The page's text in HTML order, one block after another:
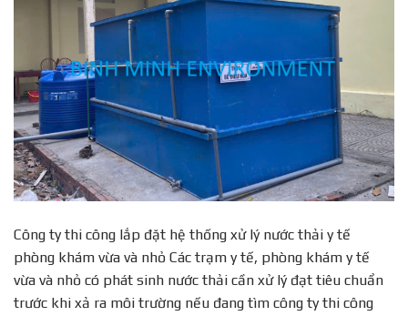
Công ty thi công lắp đặt hệ thống xử lý nước thải y tế
phòng khám vừa và nhỏ Các trạm y tế, phòng khám y tế
vừa và nhỏ có phát sinh nước thải cần xử lý đạt tiêu chuẩn
trước khi xả ra môi trường nếu đang tìm công ty thi công